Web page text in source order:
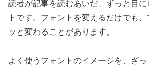
読者が記事を読むあいだ、ずっと目
トです。フォントを変えるだけでも
ッと変わることがあります。
よく使うフォントのイメージを、ざっ